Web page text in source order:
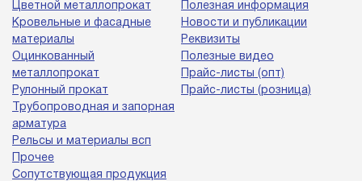
Цветной металлопрокат
Кровельные и фасадные
материалы
Оцинкованный
металлопрокат
Рулонный прокат
Трубопроводная и запорная
арматура
Рельсы и материалы всп
Прочее
Сопутствующая продукция
Полезная информация
Новости и публикации
Реквизиты
Полезные видео
Прайс-листы (опт)
Прайс-листы (розница)